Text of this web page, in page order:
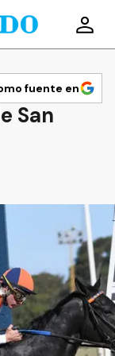
fuente en
San